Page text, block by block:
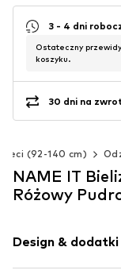
3 - 4 dni
Ostateczny
koszyku.
30 dni na
(92-140 cm)
NAME IT
Różowy
Design & dodatki